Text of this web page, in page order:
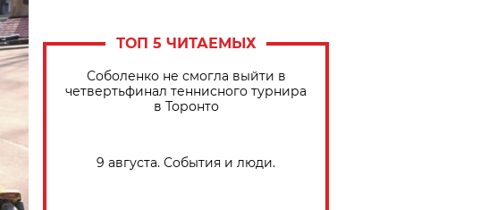
ТОП 5 ЧИТАЕМЫХ
Соболенко не смогла выйти в
четвертьфинал теннисного турнира
в Торонто
9 августа. События и люди.